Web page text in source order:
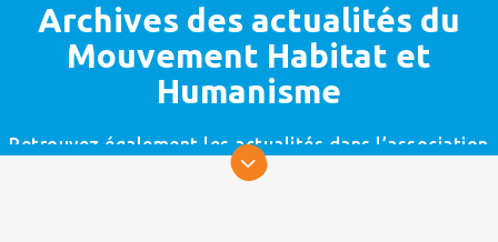
Archives des actualités du
Mouvement Habitat et
Humanisme
Retrouvez également les actualités dans l’association
la plus proche de chez vous.